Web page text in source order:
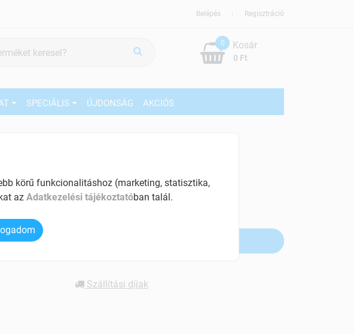
Regisztráció
Belépés
0
0 Ft
Kosár
SPECIÁLIS ÚJDONSÁG AKCIÓS
Készletinformáció:
Szállítási díjak
körű funkcionalitáshoz (marketing, statisztika,
az Adatkezelési tájékoztatóban talál.